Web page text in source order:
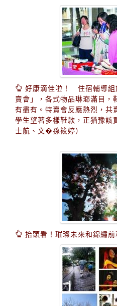
好康滴佳啦！ 住宿輔導組
賣會」，各式物品琳瑯滿目
有盡有。特賣會反應熱烈，共
學生望著多樣鞋款，正猶豫
士航、文�孫筱婷）
抬頭看！璀璨未來和錦繡前